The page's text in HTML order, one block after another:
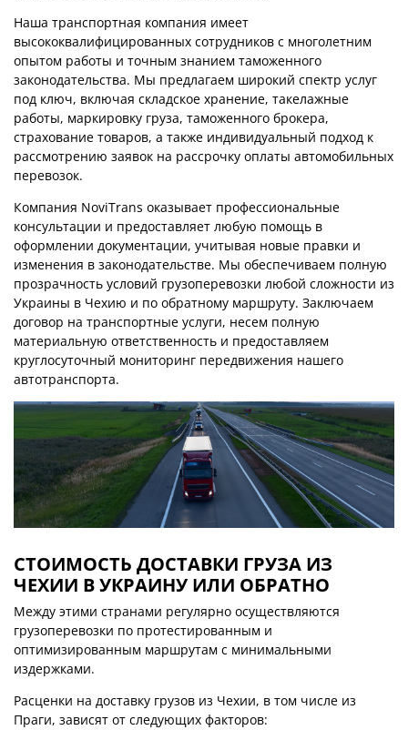
Наша транспортная компания имеет
высококвалифицированных сотрудников с многолетним
опытом работы и точным знанием таможенного
законодательства. Мы предлагаем широкий спектр услуг
под ключ, включая складское хранение, такелажные
работы, маркировку груза, таможенного брокера,
страхование товаров, а также индивидуальный подход к
рассмотрению заявок на рассрочку оплаты автомобильных
перевозок.
Компания NoviTrans оказывает профессиональные
консультации и предоставляет любую помощь в
оформлении документации, учитывая новые правки и
изменения в законодательстве. Мы обеспечиваем полную
прозрачность условий грузоперевозки любой сложности из
Украины в Чехию и по обратному маршруту. Заключаем
договор на транспортные услуги, несем полную
материальную ответственность и предоставляем
круглосуточный мониторинг передвижения нашего
автотранспорта.
СТОИМОСТЬ ДОСТАВКИ ГРУЗА ИЗ
ЧЕХИИ В УКРАИНУ ИЛИ ОБРАТНО
Между этими странами регулярно осуществляются
грузоперевозки по протестированным и
оптимизированным маршрутам с минимальными
издержками.
Расценки на доставку грузов из Чехии, в том числе из
Праги, зависят от следующих факторов: